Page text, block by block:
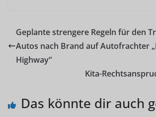
Geplante strengere Regeln für den
Autos nach Brand auf Autofrachter
Highway“
Kita-
Das könnte dir auch